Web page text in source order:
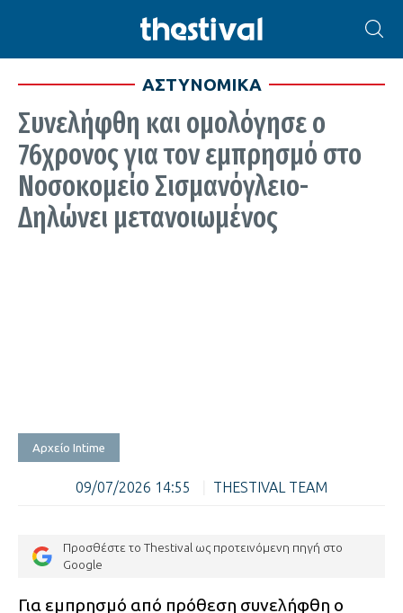
ΑΣΤΥΝΟΜΙΚΑ
Συνελήφθη και ομολόγησε ο
76χρονος για τον εμπρησμό στο
Νοσοκομείο Σισμανόγλειο-
Δηλώνει μετανοιωμένος
Αρχείο Intime
09/07/2026 14:55 THESTIVAL TEAM
Προσθέστε το Thestival ως προτεινόμενη πηγή στο
Google
Για εμπρησμό από πρόθεση συνελήφθη ο